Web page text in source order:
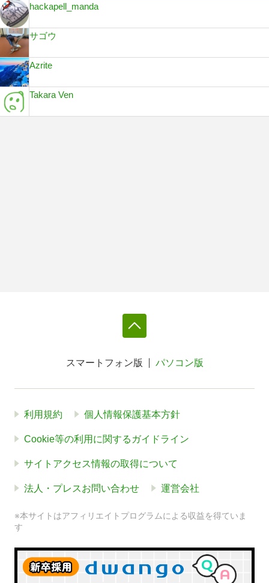
hackapell_manda
サゴウ
Azrite
Takara Ven
スマートフォン版 パソコン版
利用規約 個人情報保護基本方針
Cookie等の利用に関するガイドライン
サイトアクセス情報の取得について
法人・プレスお問い合わせ 運営会社
※本サイトはアフィリエイトプログラムによる収益を得ていま
す